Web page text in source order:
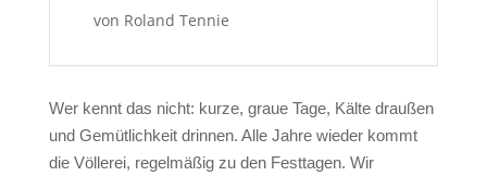
von Roland Tennie
Wer kennt das nicht: kurze, graue Tage, Kälte draußen
und Gemütlichkeit drinnen. Alle Jahre wieder kommt
die Völlerei, regelmäßig zu den Festtagen. Wir